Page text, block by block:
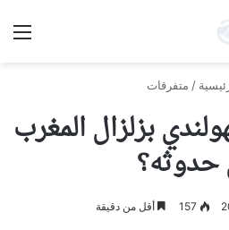
/ متفرقات
بزلزال المغرب
حدوثه؟
157 أقل من دقيقة